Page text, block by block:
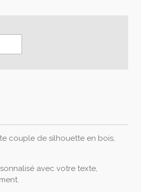
couple de silhouette en bois,
avec votre texte,